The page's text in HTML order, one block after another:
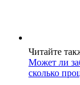
Читайте
Может ли
сколько